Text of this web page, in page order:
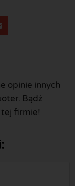
opinie innych
Bądź
tej firmie!